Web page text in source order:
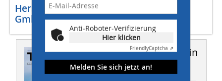
Hersteller: Rodgauer Baustoffwerke
GmbH, Rodgau
Dieser Artikel erschien in
THIS 05/2021
Anti-Roboter-Verifizierung
Hier klicken
FriendlyCaptcha ⇗
Melden Sie sich jetzt an!